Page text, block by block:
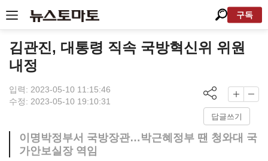
구독
김관진, 대통령 직속 국방혁신위 위원
내정
입력: 2023-05-10 11:15:46
수정: 2023-05-10 19:10:31
답글쓰기
이명박정부서 국방장관…박근혜정부 땐 청와대 국
가안보실장 역임